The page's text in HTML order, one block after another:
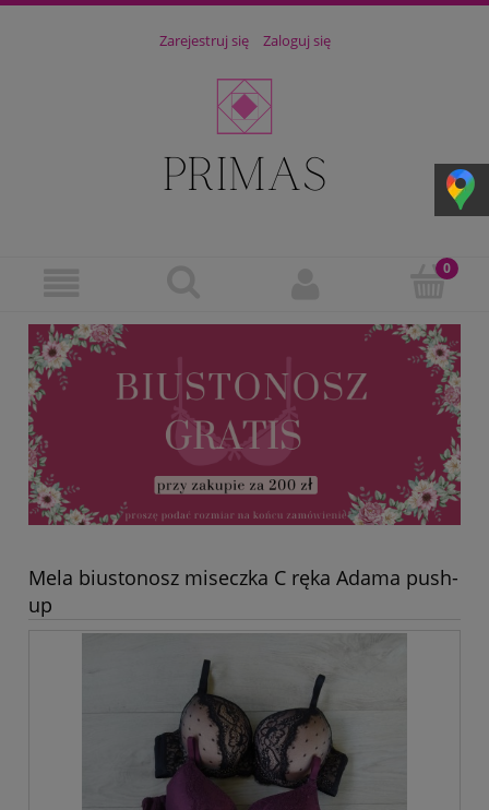
Zarejestruj się Zaloguj się
Mela biustonosz miseczka C ręka Adama push-
up